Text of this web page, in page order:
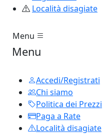
Località disagiate
Menu
Menu
Accedi/Registrati
Chi siamo
Politica dei Prezzi
Paga a Rate
Località disagiate